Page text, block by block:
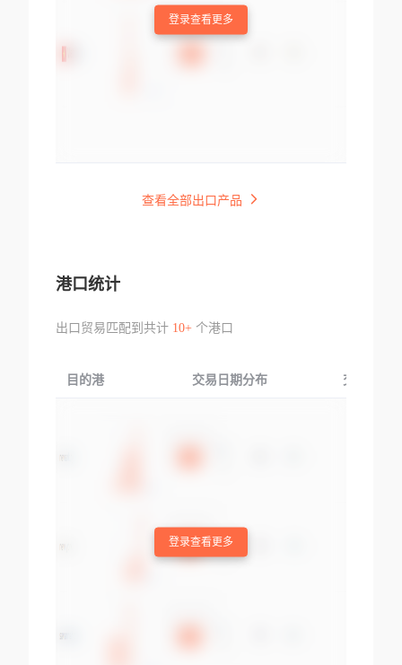
登录查看更多
查看全部出口产品
港口统计
出口贸易匹配到共计 10+个港口
目的港 交易日期分布 交易产品
登录查看更多